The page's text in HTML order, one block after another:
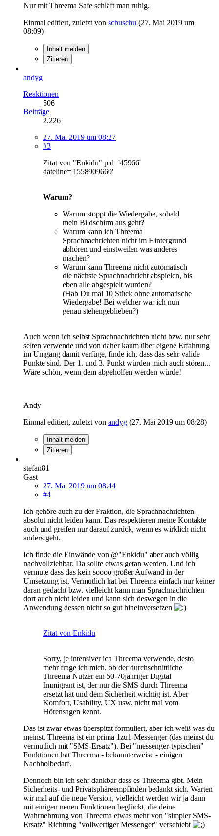
Nur mit Threema Safe schläft man ruhig.
Einmal editiert, zuletzt von schuschu (27. Mai 2019 um
08:09)
Inhalt melden
Zitieren
andyg
Reaktionen
506
Beiträge
2.226
27. Mai 2019 um 08:27
#3
Zitat von "Enkidu" pid='45966'
dateline='1558909660'
Warum?
Warum stoppt die Wiedergabe, sobald
mein Bildschirm aus geht?
Warum kann ich Threema
Sprachnachrichten nicht im Hintergrund
abhören und einstweilen was anderes
machen?
Warum kann Threema nicht automatisch
die nächste Sprachnachricht abspielen, bis
eben alle abgespielt wurden?
(Hab Du mal 10 Stück ohne automatische
Wiedergabe! Bei welcher war ich nun
genau stehengeblieben?)
Auch wenn ich selbst Sprachnachrichten nicht bzw. nur sehr
selten verwende und von daher kaum über eigene Erfahrung
im Umgang damit verfüge, finde ich, dass das sehr valide
Punkte sind. Der 1. und 3. Punkt würden mich auch stören...
Wäre schön, wenn dem abgeholfen werden würde!
Andy
Einmal editiert, zuletzt von andyg (27. Mai 2019 um 08:28)
Inhalt melden
Zitieren
stefan81
Gast
27. Mai 2019 um 08:44
#4
Ich gehöre auch zu der Fraktion, die Sprachnachrichten
absolut nicht leiden kann. Das respektieren meine Kontakte
auch und greifen nur darauf zurück, wenn es wirklich nicht
anders geht.
Ich finde die Einwände von @"Enkidu" aber auch völlig
nachvollziehbar. Da sollte etwas getan werden. Und ich
vermute dass das kein soooo großer Aufwand in der
Umsetzung ist. Vermutlich hat bei Threema einfach nur keiner
daran gedacht bzw. vielleicht kann man Sprachnachrichten
dort auch nicht leiden und kann sich deswegen in die
Anwendung dessen nicht so gut hineinversetzen
Zitat von Enkidu
Sorry, je intensiver ich Threema verwende, desto
mehr frage ich mich, ob der durchschnittliche
Threema Nutzer ein 50-70jähriger Digital
Immigrant ist, der nur die SMS durch Threema
ersetzt hat und dem Sicherheit wichtig ist. Aber
Komfort, Usability, UX usw. nicht mal vom
Hörensagen kennt.
Das ist zwar etwas überspitzt formuliert, aber ich weiß was du
meinst. Threema ist ein prima 1zu1-Messenger (das meinst du
vermutlich mit "SMS-Ersatz"). Bei "messenger-typischen"
Funktionen hat Threema - bekannterweise - einigen
Nachholbedarf.
Dennoch bin ich sehr dankbar dass es Threema gibt. Mein
Sicherheits- und Privatsphäreempfinden bedankt sich. Warten
wir mal auf die neue Version, vielleicht werden wir ja dann
mit einigen neuen Funktionen beglückt, die deine
Wahrnehmung von Threema etwas mehr von "simpler SMS-
Ersatz" Richtung "vollwertiger Messenger" verschiebt